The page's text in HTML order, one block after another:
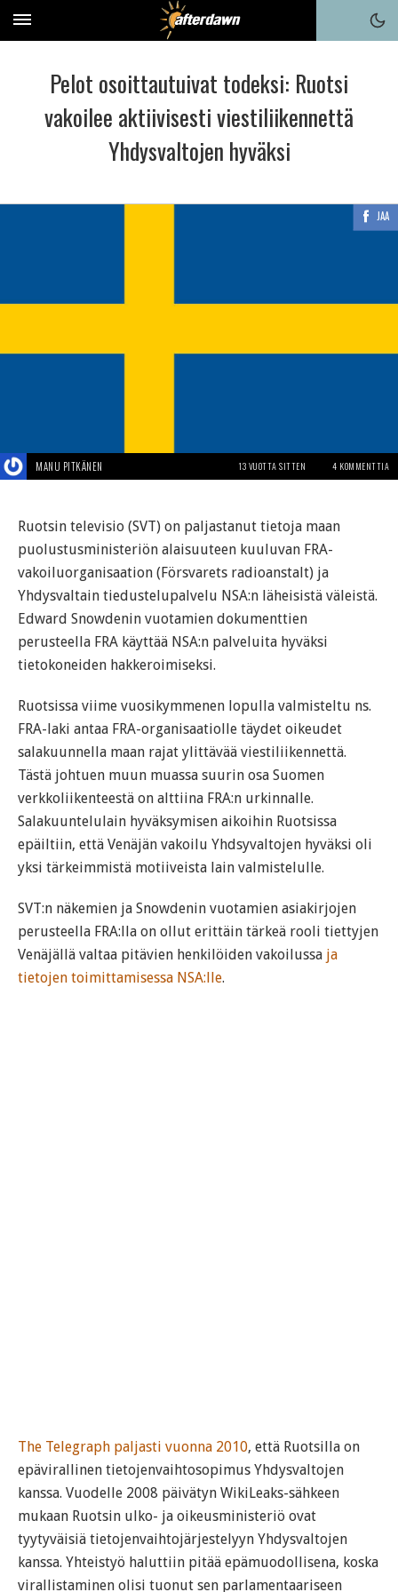
Pelot osoittautuivat todeksi: Ruotsi
vakoilee aktiivisesti viestiliikennettä
Yhdysvaltojen hyväksi
JAA
MANU PITKÄNEN 13 VUOTTA SITTEN 4 KOMMENTTIA
Ruotsin televisio (SVT) on paljastanut tietoja maan
puolustusministeriön alaisuuteen kuuluvan FRA-
vakoiluorganisaation (Försvarets radioanstalt) ja
Yhdysvaltain tiedustelupalvelu NSA:n läheisistä väleistä.
Edward Snowdenin vuotamien dokumenttien
perusteella FRA käyttää NSA:n palveluita hyväksi
tietokoneiden hakkeroimiseksi.
Ruotsissa viime vuosikymmenen lopulla valmisteltu ns.
FRA-laki antaa FRA-organisaatiolle täydet oikeudet
salakuunnella maan rajat ylittävää viestiliikennettä.
Tästä johtuen muun muassa suurin osa Suomen
verkkoliikenteestä on alttiina FRA:n urkinnalle.
Salakuuntelulain hyväksymisen aikoihin Ruotsissa
epäiltiin, että Venäjän vakoilu Yhdsyvaltojen hyväksi oli
yksi tärkeimmistä motiiveista lain valmistelulle.
SVT:n näkemien ja Snowdenin vuotamien asiakirjojen
perusteella FRA:lla on ollut erittäin tärkeä rooli tiettyjen
Venäjällä valtaa pitävien henkilöiden vakoilussa ja
tietojen toimittamisessa NSA:lle.
The Telegraph paljasti vuonna 2010, että Ruotsilla on
epävirallinen tietojenvaihtosopimus Yhdysvaltojen
kanssa. Vuodelle 2008 päivätyn WikiLeaks-sähkeen
mukaan Ruotsin ulko- ja oikeusministeriö ovat
tyytyväisiä tietojenvaihtojärjestelyyn Yhdysvaltojen
kanssa. Yhteistyö haluttiin pitää epämuodollisena, koska
virallistaminen olisi tuonut sen parlamentaariseen